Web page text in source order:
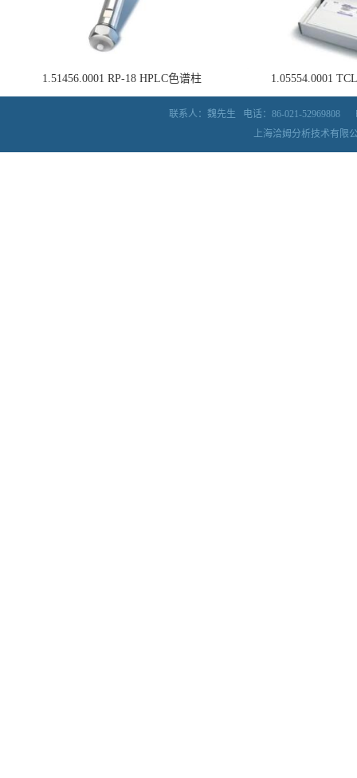
1.51456.0001 RP-18 HPLC色谱柱 1.05554.0001
联系人：魏先生 电话：86-021-52969808
上海洽姆分析技术有限